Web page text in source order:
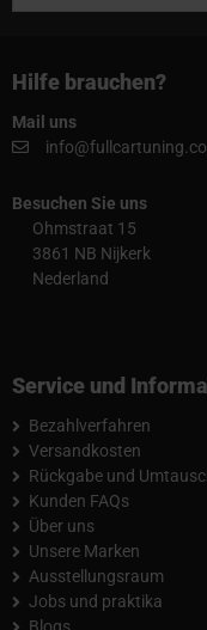
Hilfe brauchen?
Mail uns
Besuchen Sie uns
Ohmstraat 15
3861 NB Nijkerk
Nederland
Service und
Bezahlverfahren
Versandkosten
Rückgabe und
Kunden FAQs
Über uns
Unsere Marken
Ausstellungsraum
Jobs und praktika